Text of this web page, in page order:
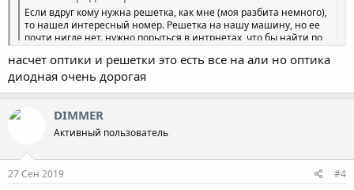
Если вдруг кому нужна решетка, как мне (моя разбита немного),
то нашел интересный номер. Решетка на нашу машину, но ее
почти нигде нет. нужно порыться в интрнетах, что бы найти по
honda-crosstour.ru
насчет оптики и решетки это есть все на али но оптика
диодная очень дорогая
DIMMER
Активный пользователь
27 Сен 2019 #4